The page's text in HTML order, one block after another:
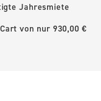
Jahresmiete
von nur 930,00 €